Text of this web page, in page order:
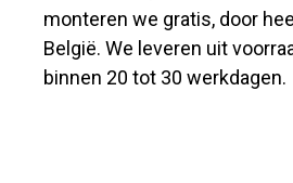
monteren we gratis, door
België. We leveren uit
binnen 20 tot 30 werkdagen.